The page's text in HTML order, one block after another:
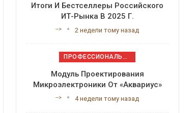
Итоги И Бестселлеры Российского
ИТ-Рынка В 2025 Г.
--> 2 недели тому назад
ПРОФЕССИОНАЛЬНОЕ ПРИКЛАДНОЕ ПО
Модуль Проектирования
Микроэлектроники От «Аквариус»
--> 4 недели тому назад